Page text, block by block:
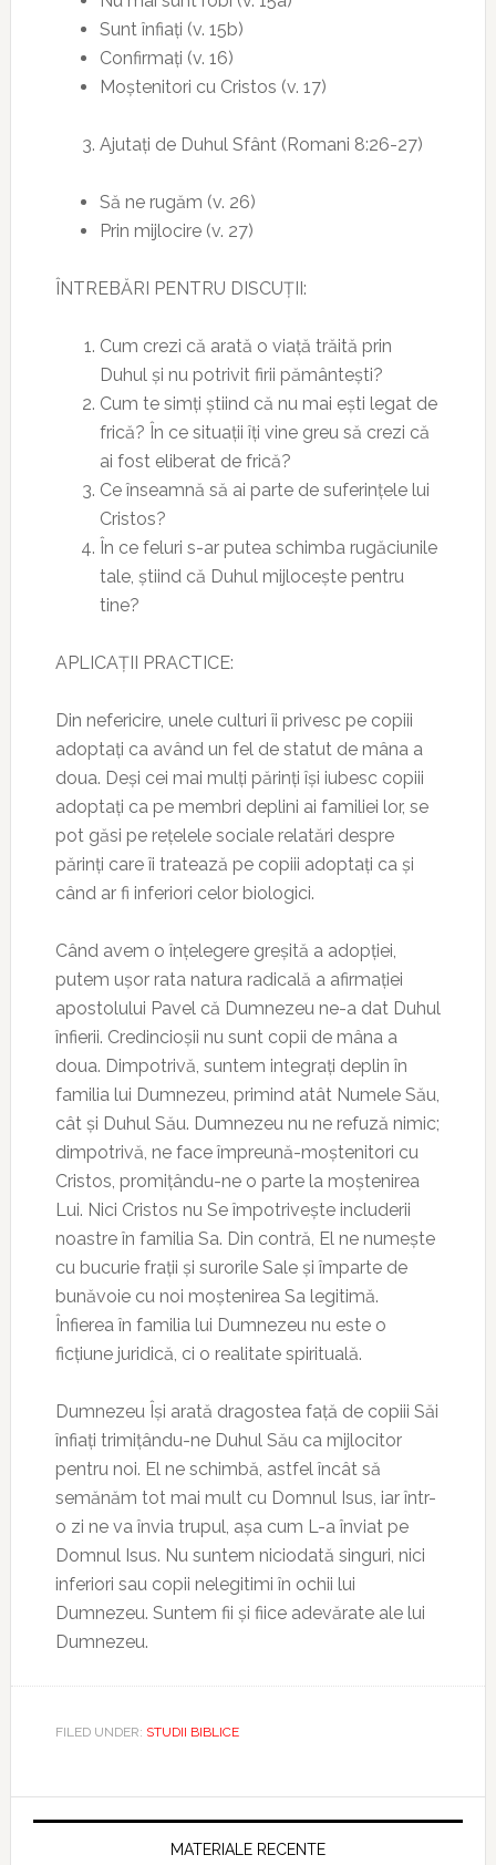
Sunt înfiați (v. 15b)
Confirmați (v. 16)
Moștenitori cu Cristos (v. 17)
Ajutați de Duhul Sfânt (Romani 8:26-27)
Să ne rugăm (v. 26)
Prin mijlocire (v. 27)
ÎNTREBĂRI PENTRU DISCUȚII:
Cum crezi că arată o viață trăită prin
Duhul și nu potrivit firii pământești?
Cum te simți știind că nu mai ești legat de
frică? În ce situații îți vine greu să crezi că
ai fost eliberat de frică?
Ce înseamnă să ai parte de suferințele lui
Cristos?
În ce feluri s-ar putea schimba rugăciunile
tale, știind că Duhul mijlocește pentru
tine?
APLICAȚII PRACTICE:
Din nefericire, unele culturi îi privesc pe copiii
adoptați ca având un fel de statut de mâna a
doua. Deși cei mai mulți părinți își iubesc copiii
adoptați ca pe membri deplini ai familiei lor, se
pot găsi pe rețelele sociale relatări despre
părinți care îi tratează pe copiii adoptați ca și
când ar fi inferiori celor biologici.
Când avem o înțelegere greșită a adopției,
putem ușor rata natura radicală a afirmației
apostolului Pavel că Dumnezeu ne-a dat Duhul
înfierii. Credincioșii nu sunt copii de mâna a
doua. Dimpotrivă, suntem integrați deplin în
familia lui Dumnezeu, primind atât Numele Său,
cât și Duhul Său. Dumnezeu nu ne refuză nimic;
dimpotrivă, ne face împreună-moștenitori cu
Cristos, promițându-ne o parte la moștenirea
Lui. Nici Cristos nu Se împotrivește includerii
noastre în familia Sa. Din contră, El ne numește
cu bucurie frații și surorile Sale și împarte de
bunăvoie cu noi moștenirea Sa legitimă.
Înfierea în familia lui Dumnezeu nu este o
ficțiune juridică, ci o realitate spirituală.
Dumnezeu Își arată dragostea față de copiii Săi
înfiați trimițându-ne Duhul Său ca mijlocitor
pentru noi. El ne schimbă, astfel încât să
semănăm tot mai mult cu Domnul Isus, iar într-
o zi ne va învia trupul, așa cum L-a înviat pe
Domnul Isus. Nu suntem niciodată singuri, nici
inferiori sau copii nelegitimi în ochii lui
Dumnezeu. Suntem fii și fiice adevărate ale lui
Dumnezeu.
FILED UNDER: STUDII BIBLICE
MATERIALE RECENTE